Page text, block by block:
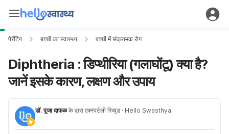
पेरेंटिंग बच्चों का स्वास्थ्य बच्चों में संक्रामक रोग
Diphtheria : डिप्थीरिया (गलाघोंटू) क्या है?
जानें इसके कारण, लक्षण और उपाय
डॉ. पूजा दाफळके द्वारा एक्स्पर्टली रिव्यूड · Hello Swasthya